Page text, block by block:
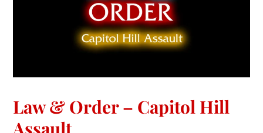
Law & Order – Capitol Hill
Assault